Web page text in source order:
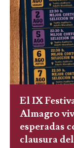
El IX
Almagro
esperadas
clausura